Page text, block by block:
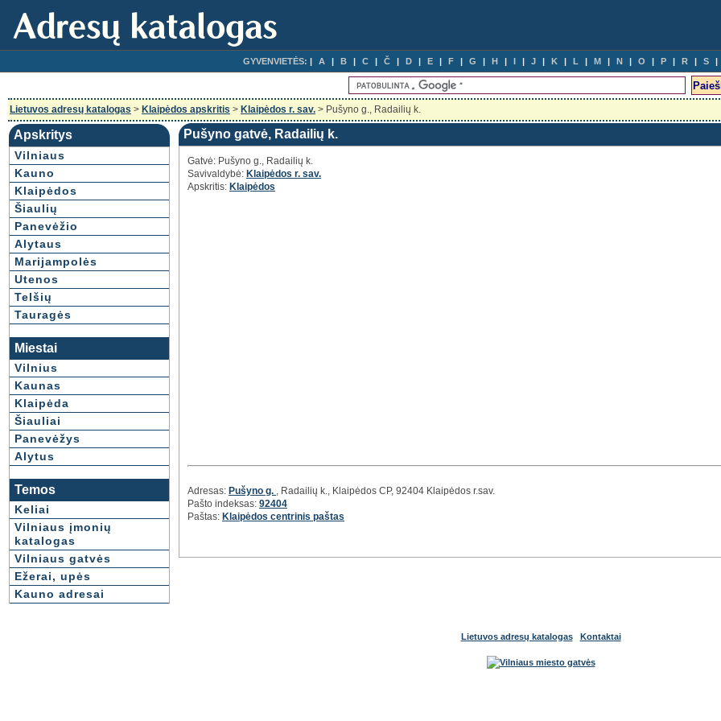
GYVENVIETĖS: A B C Č D E F G H I J K L M N O P R S
Lietuvos adresų katalogas > Klaipėdos apskritis > Klaipėdos r. sav. > Pušyno g., Radailių k.
Apskritys
Vilniaus
Kauno
Klaipėdos
Šiaulių
Panevėžio
Alytaus
Marijampolės
Utenos
Telšių
Tauragės
Miestai
Vilnius
Kaunas
Klaipėda
Šiauliai
Panevėžys
Alytus
Temos
Keliai
Vilniaus įmonių
katalogas
Vilniaus gatvės
Ežerai, upės
Kauno adresai
Pušyno gatvė, Radailių k.
Gatvė: Pušyno g., Radailių k.
Savivaldybė: Klaipėdos r. sav.
Apskritis: Klaipėdos
Adresas: Pušyno g. , Radailių k., Klaipėdos CP, 92404 Klaipėdos r.sav.
Pašto indeksas: 92404
Paštas: Klaipėdos centrinis paštas
Lietuvos adresų katalogas Kontaktai